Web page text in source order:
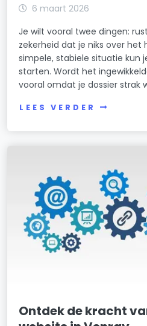
6 maart 2026
Je wilt vooral twee dingen:
zekerheid dat je niks over het
simpele, stabiele situatie kun
starten. Wordt het
vooral omdat je dossier strak
LEES VERDER
Ontdek de kracht